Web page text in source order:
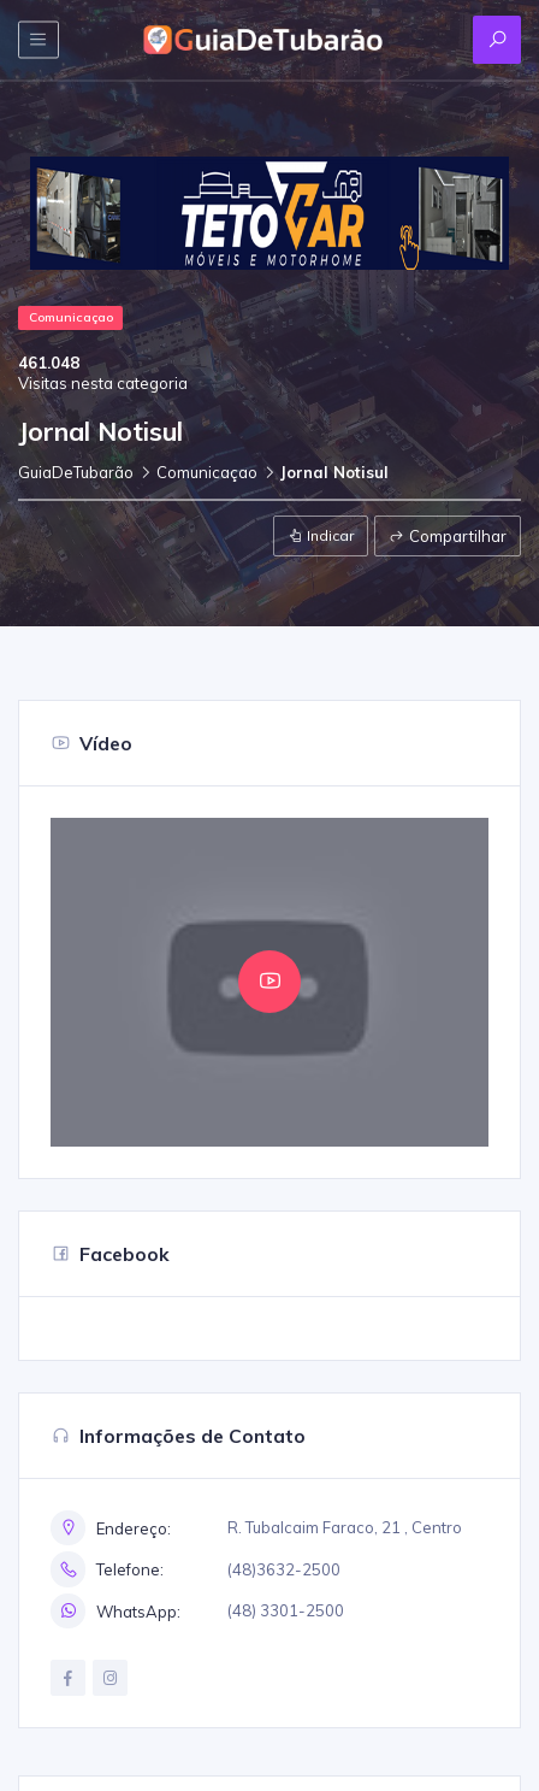
Comunicaçao
461.048
Visitas nesta categoria
Jornal Notisul
GuiaDeTubarão Comunicaçao Jornal Notisul
Indicar Compartilhar
Vídeo
Facebook
Informações de Contato
Endereço: R. Tubalcaim Faraco, 21 , Centro
Telefone: (48)3632-2500
WhatsApp: (48) 3301-2500